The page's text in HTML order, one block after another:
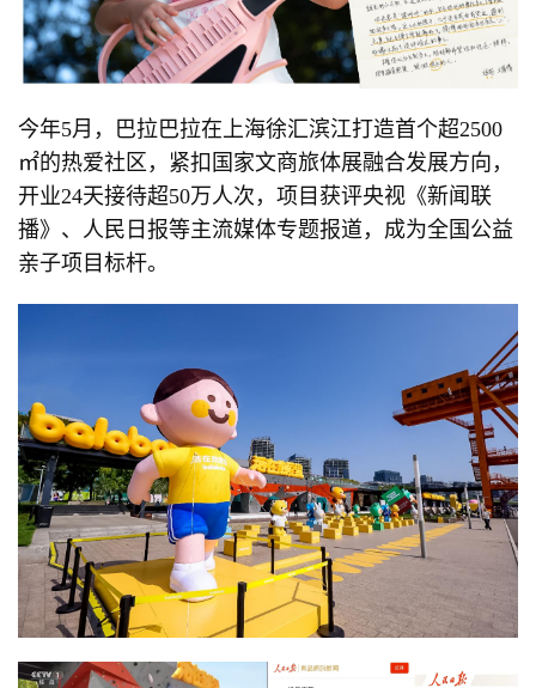
今年5月，巴拉巴拉在上海徐汇滨江打造首个超2500
㎡的热爱社区，紧扣国家文商旅体展融合发展方向，
开业24天接待超50万人次，项目获评央视《新闻联
播》、人民日报等主流媒体专题报道，成为全国公益
亲子项目标杆。